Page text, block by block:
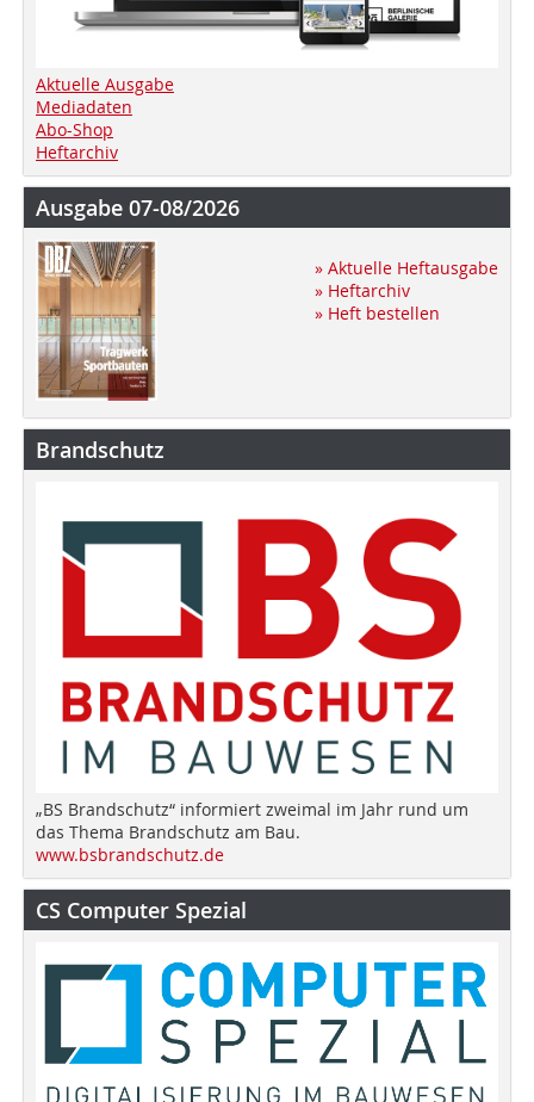
Aktuelle Ausgabe
Mediadaten
Abo-Shop
Heftarchiv
Ausgabe 07-08/2026
» Aktuelle Heftausgabe
» Heftarchiv
» Heft bestellen
Brandschutz
„BS Brandschutz“ informiert zweimal im Jahr rund um
das Thema Brandschutz am Bau.
www.bsbrandschutz.de
CS Computer Spezial